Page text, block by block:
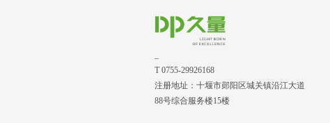
T 0755-29926168
注册地址：十堰市郧阳区城关镇沿江大道
88号综合服务楼15楼